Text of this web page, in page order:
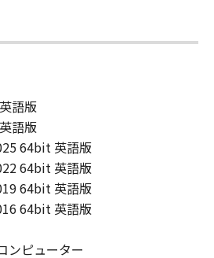
THE ENTIRE COST
SERVICING, REPAIR OR
STATES OR LEGAL
WARRANTIES, SO
MAY NOT APPLY TO
YOU SPECIFIC LEGAL
ALSO HAVE OTHER
FROM STATE TO STATE
TO JURISDICTION.
CANON'S SUBSIDIARIES OR
DISTRIBUTORS, OR
語版
語版
64bit 英語版
64bit 英語版
64bit 英語版
64bit 英語版
ンピューター